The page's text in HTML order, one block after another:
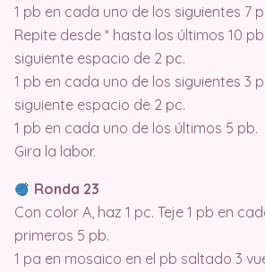
1 pb en cada uno de los siguientes 7
Repite desde * hasta los últimos 10
siguiente espacio de 2 pc.
1 pb en cada uno de los siguientes 3
siguiente espacio de 2 pc.
1 pb en cada uno de los últimos 5 pb.
Gira la labor.
Ronda 23
Con color A, haz 1 pc. Teje 1 pb en
primeros 5 pb.
1 pa en mosaico en el pb saltado 3